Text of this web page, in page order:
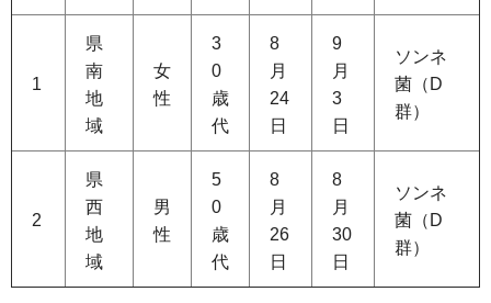
1
県
南
地
域
女
性
3
0
歳
代
8
月
24
日
9
月
3
日
ソンネ
菌（D
群）
2
県
西
地
域
男
性
5
0
歳
代
8
月
26
日
8
月
30
日
ソンネ
菌（D
群）